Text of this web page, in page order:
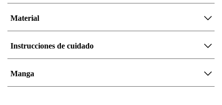
Material
Instrucciones de cuidado
Manga